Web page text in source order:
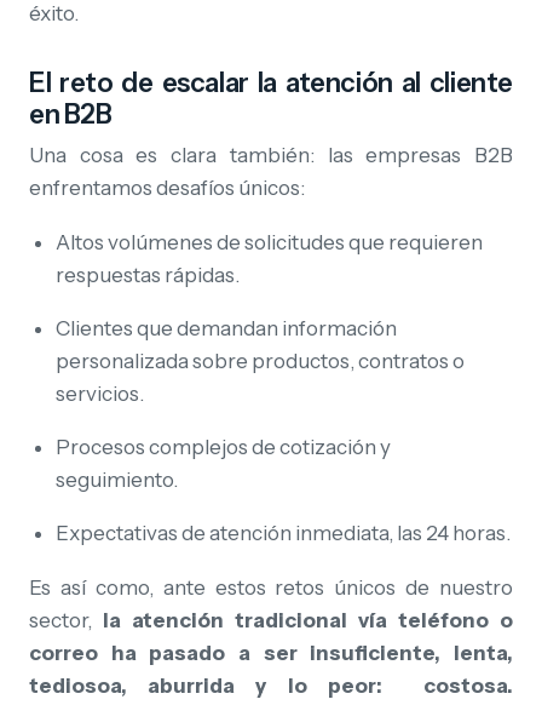
éxito.
El reto de escalar la atención al cliente
en B2B
Una cosa es clara también: las empresas B2B
enfrentamos desafíos únicos:
Altos volúmenes de solicitudes que requieren
respuestas rápidas.
Clientes que demandan información
personalizada sobre productos, contratos o
servicios.
Procesos complejos de cotización y
seguimiento.
Expectativas de atención inmediata, las 24 horas.
Es así como, ante estos retos únicos de nuestro
sector, la atención tradicional vía teléfono o
correo ha pasado a ser insuficiente, lenta,
tediosoa, aburrida y lo peor: costosa.